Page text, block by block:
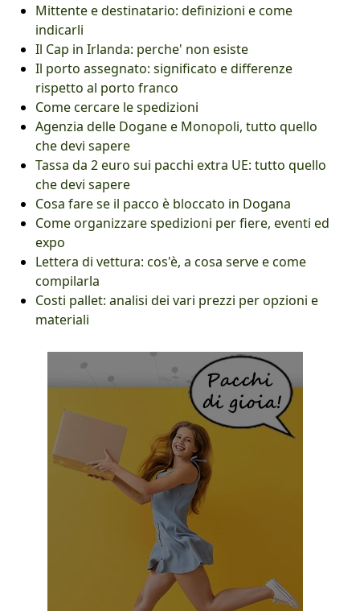
Mittente e destinatario: definizioni e come
indicarli
Il Cap in Irlanda: perche' non esiste
Il porto assegnato: significato e differenze
rispetto al porto franco
Come cercare le spedizioni
Agenzia delle Dogane e Monopoli, tutto quello
che devi sapere
Tassa da 2 euro sui pacchi extra UE: tutto quello
che devi sapere
Cosa fare se il pacco è bloccato in Dogana
Come organizzare spedizioni per fiere, eventi ed
expo
Lettera di vettura: cos'è, a cosa serve e come
compilarla
Costi pallet: analisi dei vari prezzi per opzioni e
materiali